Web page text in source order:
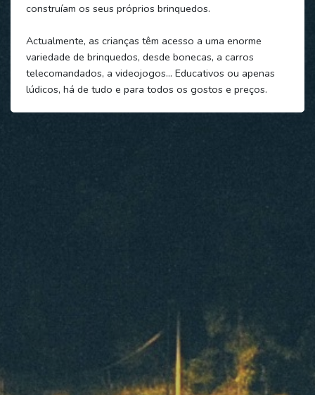
construíam os seus próprios brinquedos.
Actualmente, as crianças têm acesso a uma enorme
variedade de brinquedos, desde bonecas, a carros
telecomandados, a videojogos… Educativos ou apenas
lúdicos, há de tudo e para todos os gostos e preços.